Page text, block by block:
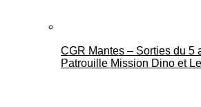
CGR Mantes – Sorties du 5
Patrouille Mission Dino et